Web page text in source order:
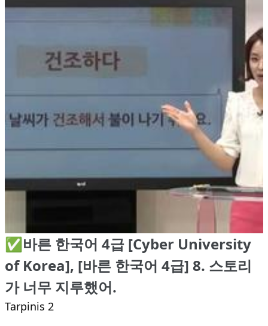
✅바른 한국어 4급 [Cyber University
of Korea], [바른 한국어 4급] 8. 스토리
가 너무 지루했어.
Tarpinis 2